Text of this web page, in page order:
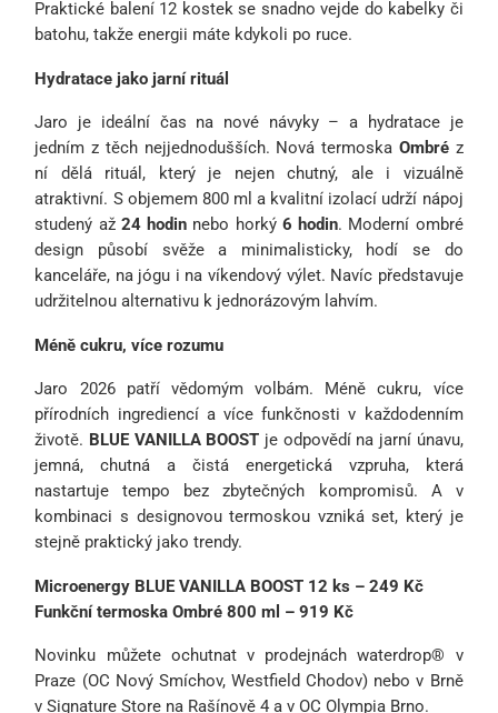
Praktické balení 12 kostek se snadno vejde do kabelky či
batohu, takže energii máte kdykoli po ruce.
Hydratace jako jarní rituál
Jaro je ideální čas na nové návyky – a hydratace je
jedním z těch nejjednodušších. Nová termoska Ombré z
ní dělá rituál, který je nejen chutný, ale i vizuálně
atraktivní. S objemem 800 ml a kvalitní izolací udrží nápoj
studený až 24 hodin nebo horký 6 hodin. Moderní ombré
design působí svěže a minimalisticky, hodí se do
kanceláře, na jógu i na víkendový výlet. Navíc představuje
udržitelnou alternativu k jednorázovým lahvím.
Méně cukru, více rozumu
Jaro 2026 patří vědomým volbám. Méně cukru, více
přírodních ingrediencí a více funkčnosti v každodenním
životě. BLUE VANILLA BOOST je odpovědí na jarní únavu,
jemná, chutná a čistá energetická vzpruha, která
nastartuje tempo bez zbytečných kompromisů. A v
kombinaci s designovou termoskou vzniká set, který je
stejně praktický jako trendy.
Microenergy BLUE VANILLA BOOST 12 ks – 249 Kč
Funkční termoska Ombré 800 ml – 919 Kč
Novinku můžete ochutnat v prodejnách waterdrop® v
Praze (OC Nový Smíchov, Westfield Chodov) nebo v Brně
v Signature Store na Rašínově 4 a v OC Olympia Brno.